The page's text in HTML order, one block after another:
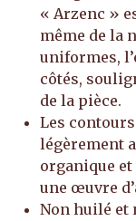
« Arzenc »
même de la
uniformes,
côtés,
de la pièce.
Les
légèrement
organique et
une œuvre
Non huilé et